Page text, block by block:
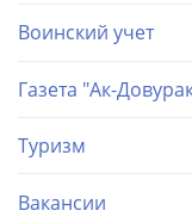
Воинский учет
Газета "Ак-
Туризм
Вакансии